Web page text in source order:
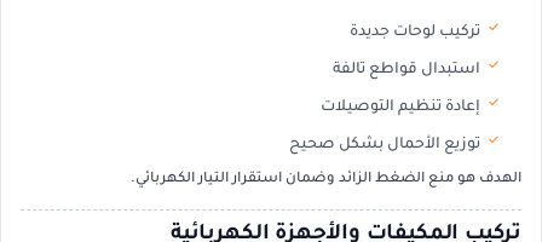
تركيب لوحات جديدة
استبدال قواطع تالفة
إعادة تنظيم التوصيلات
توزيع الأحمال بشكل صحيح
الهدف هو منع الضغط الزائد وضمان استقرار التيار الكهربائي.
تركيب المكيفات والأجهزة الكهربائية